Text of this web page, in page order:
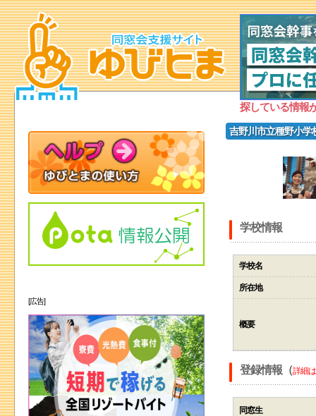
探している情報
吉野川市立種野小学
学校情報
学校名
所在地
概要
登録情報（詳細
同窓生
[広告]